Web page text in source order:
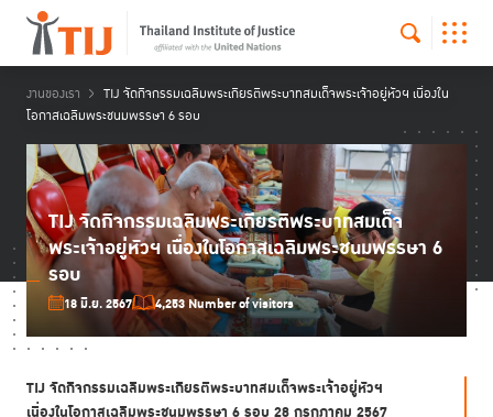
งานของเรา
TIJ จัดกิจกรรมเฉลิมพระเกียรติพระบาทสมเด็จพระเจ้าอยู่หัวฯ เนื่องใน
โอกาสเฉลิมพระชนมพรรษา 6 รอบ
TIJ จัดกิจกรรมเฉลิมพระเกียรติพระบาทสมเด็จ
พระเจ้าอยู่หัวฯ เนื่องในโอกาสเฉลิมพระชนมพรรษา 6
รอบ
18 มิ.ย. 2567 4,253 Number of visitors
TIJ จัดกิจกรรมเฉลิมพระเกียรติพระบาทสมเด็จพระเจ้าอยู่หัวฯ